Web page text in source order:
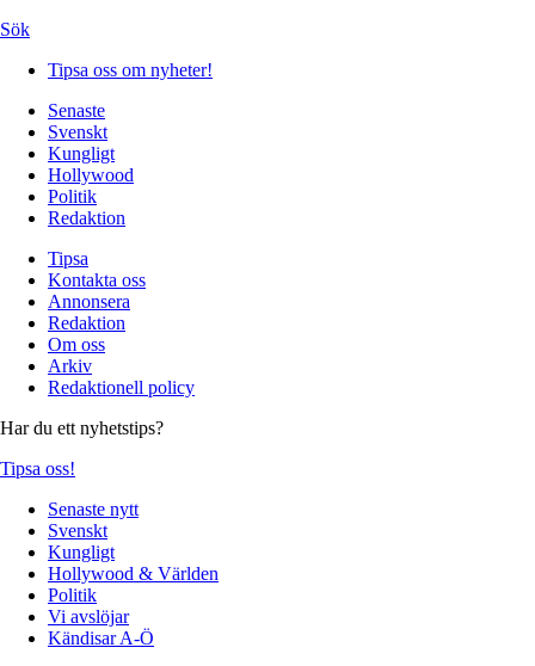
Sök
Tipsa oss om nyheter!
Senaste
Svenskt
Kungligt
Hollywood
Politik
Redaktion
Tipsa
Kontakta oss
Annonsera
Redaktion
Om oss
Arkiv
Redaktionell policy
Har du ett nyhetstips?
Tipsa oss!
Senaste nytt
Svenskt
Kungligt
Hollywood & Världen
Politik
Vi avslöjar
Kändisar A-Ö